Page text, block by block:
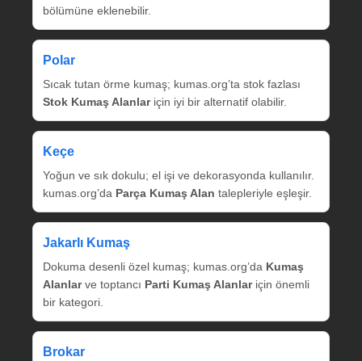
bölümüne eklenebilir.
Polar
Sıcak tutan örme kumaş; kumas.org’ta stok fazlası
Stok Kumaş Alanlariçin iyi bir alternatif olabilir.
Keçe
Yoğun ve sık dokulu; el işi ve dekorasyonda kullanılır.
kumas.org’da Parça Kumaş Alan talepleriyle eşleşir.
Jakarlı Kumaş
Dokuma desenli özel kumaş; kumas.org’da Kumaş
Alanlarve toptancı Parti Kumaş Alanlariçin önemli
bir kategori.
Brokar